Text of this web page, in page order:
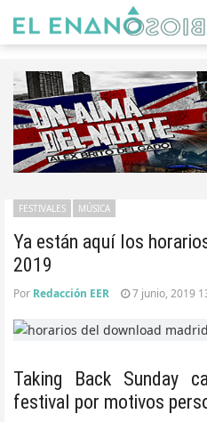
Ya están aquí los
2019
FESTIVALES MÚSICA
Por Redacción EER 7 junio, 2019
Taking Back Sunday
festival por motivos